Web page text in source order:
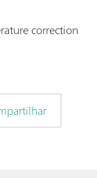
correction